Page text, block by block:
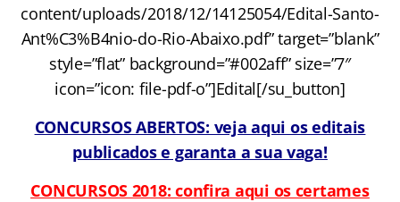
content/uploads/2018/12/14125054/Edital-Santo-
Ant%C3%B4nio-do-Rio-Abaixo.pdf” target=”blank”
style=”flat” background=”#002aff” size=”7″
icon=”icon: file-pdf-o”]Edital[/su_button]
CONCURSOS ABERTOS: veja aqui os editais
publicados e garanta a sua vaga!
CONCURSOS 2018: confira aqui os certames